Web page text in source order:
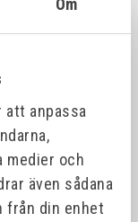
Om
anpassa
medier och
även sådana
från din enhet